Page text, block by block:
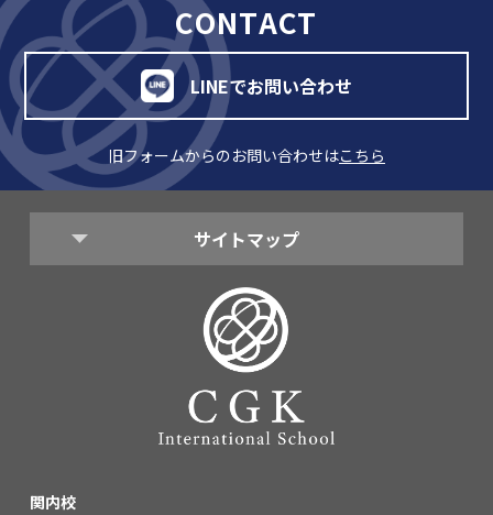
CONTACT
LINEでお問い合わせ
旧フォームからのお問い合わせはこちら
サイトマップ
関内校